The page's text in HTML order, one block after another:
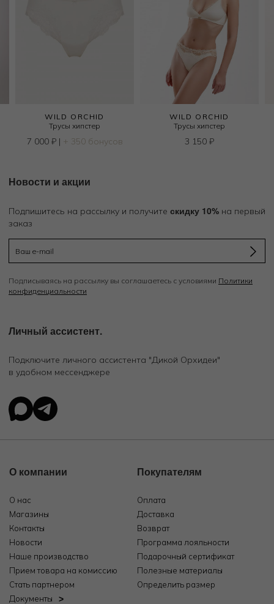
WILD ORCHID
Трусы хипстер
7 000 ₽| + 350 бонусов
WILD ORCHID
Трусы хипстер
3 150 ₽
Новости и акции
Подпишитесь на рассылку и получите скидку 10% на первый
заказ
Подписываясь на рассылку вы соглашаетесь с условиями Политики
конфиденциальности
Личный ассистент.
Подключите личного ассистента "Дикой Орхидеи"
в удобном мессенджере
О компании
О нас
Магазины
Контакты
Новости
Наше производство
Прием товара на комиссию
Стать партнером
Документы
Покупателям
Оплата
Доставка
Возврат
Программа лояльности
Подарочный сертификат
Полезные материалы
Определить размер